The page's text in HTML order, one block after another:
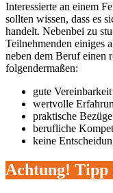
Interessierte an einem
sollten wissen, dass es
handelt. Nebenbei zu
Teilnehmenden einiges
neben dem Beruf einen
folgendermaßen:
gute
wertvolle
praktische Bezüge
berufliche
keine
Achtung! Tipp